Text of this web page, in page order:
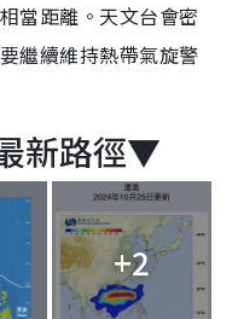
當距離。天文台會密
繼續維持熱帶氣旋警
新路徑▼
+2